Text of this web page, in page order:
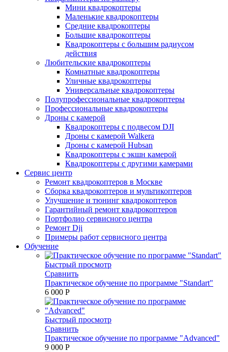
Мини квадрокоптеры
Маленькие квадрокоптеры
Средние квадрокоптеры
Большие квадрокоптеры
Квадрокоптеры с большим радиусом
действия
Любительские квадрокоптеры
Комнатные квадрокоптеры
Уличные квадрокоптеры
Универсальные квадрокоптеры
Полупрофессиональные квадрокоптеры
Профессиональные квадрокоптеры
Дроны с камерой
Квадрокоптеры с подвесом DJI
Дроны с камерой Walkera
Дроны с камерой Hubsan
Квадрокоптеры с экшн камерой
Квадрокоптеры с другими камерами
Сервис центр
Ремонт квадрокоптеров в Москве
Сборка квадрокоптеров и мультикоптеров
Улучшение и тюнинг квадрокоптеров
Гарантийный ремонт квадрокоптеров
Портфолио сервисного центра
Ремонт Dji
Примеры работ сервисного центра
Обучение
Быстрый просмотр
Сравнить
Практическое обучение по программе "Standart"
6 000 P
Быстрый просмотр
Сравнить
Практическое обучение по программе "Advanced"
9 000 P